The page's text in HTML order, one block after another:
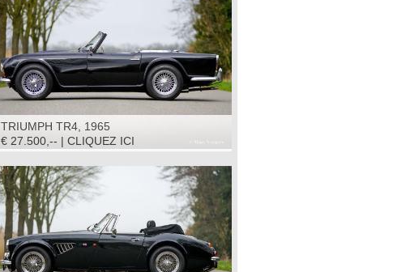
TRIUMPH TR4, 1965
€ 27.500,-- | CLIQUEZ ICI